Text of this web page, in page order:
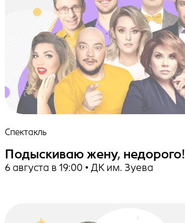
Спектакль
Подыскиваю жену, недорого!
6 августа в 19:00 • ДК им. Зуева